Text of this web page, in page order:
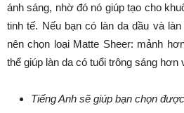
ánh sáng, nhờ đó nó giúp tạo cho
tinh tế. Nếu bạn có làn da dầu và
nên chọn loại Matte Sheer: mảnh
thể giúp làn da có tuổi trông sáng hơn
Tiếng Anh sẽ giúp bạn chọn